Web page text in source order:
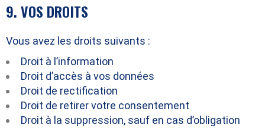
9. VOS DROITS
Vous avez les droits suivants :
Droit à l’information
Droit d’accès à vos données
Droit de rectification
Droit de retirer votre consentement
Droit à la suppression, sauf en cas d’obligation